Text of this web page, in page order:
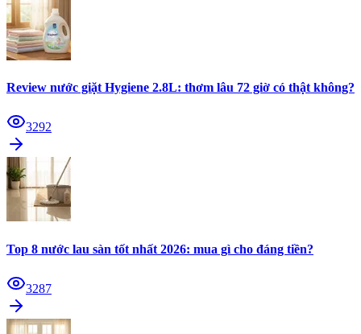
Review nước giặt Hygiene 2.8L: thơm lâu 72 giờ có thật không?
3292
Top 8 nước lau sàn tốt nhất 2026: mua gì cho đáng tiền?
3287